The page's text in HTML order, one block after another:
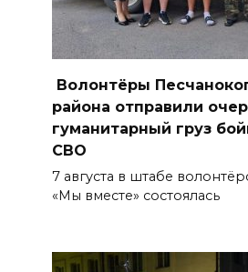
БПЛА по радио
08 августа 2026 18:15
На Дону обсудили
повышения
медицинской
экспертов
Волонтёры
района отправили
гуманитарный груз
СВО
7 августа в штабе
«Мы вместе» состоялась